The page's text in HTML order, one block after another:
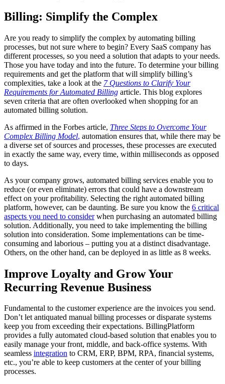
Billing: Simplify the Complex
Are you ready to simplify the complex by automating billing
processes, but not sure where to begin? Every SaaS company has
different processes, so you need a solution that adapts to your needs.
Those you have today and into the future. To determine your billing
requirements and get the platform that will simplify billing’s
complexities, take a look at the 7 Questions to Clarify Your
Requirements for Automated Billing article. This blog explores
seven criteria that are often overlooked when shopping for an
automated billing solution.
As affirmed in the Forbes article, Three Steps to Overcome Your
Complex Billing Model, automation ensures that, while there may be
a diverse set of sources and processes, these processes are executed
in exactly the same way, every time, within milliseconds as opposed
to days.
As your company grows, automated billing services enable you to
reduce (or even eliminate) errors that could have a downstream
effect on your profitability. Selecting the right automated billing
platform, however, can be daunting. Be sure you know the 6 critical
aspects you need to considerwhen purchasing an automated billing
solution. Additionally, you need to take implementing the billing
solution into consideration. Some implementations can be time-
consuming and laborious – putting you at a distinct disadvantage.
Others, on the other hand, can be deployed in as little as 8 weeks.
Improve Loyalty and Grow Your
Recurring Revenue Business
Fundamental to the customer experience are the invoices you send.
Don’t let antiquated manual billing processes or disparate systems
keep you from exceeding their expectations. BillingPlatform
provides a fully automated cloud-based solution that enables you to
easily manage your front, middle, and back-office systems. With
seamless integration to CRM, ERP, BPM, RPA, financial systems,
etc., you’re able to keep customers at the center of your billing
processes.